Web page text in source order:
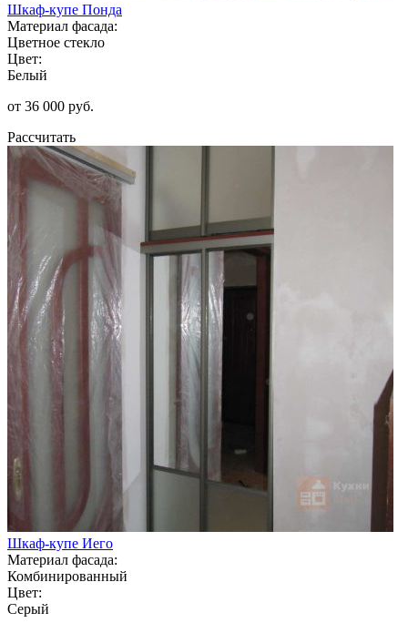
Шкаф-купе Понда
Материал фасада:
Цветное стекло
Цвет:
Белый
от 36 000 руб.
Рассчитать
Шкаф-купе Иего
Материал фасада:
Комбинированный
Цвет:
Серый